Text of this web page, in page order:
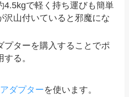
4.5kgで軽く持ち運びも簡単
沢山付いていると邪魔にな
プターを購入することでポ
る。
ダプターを使います。